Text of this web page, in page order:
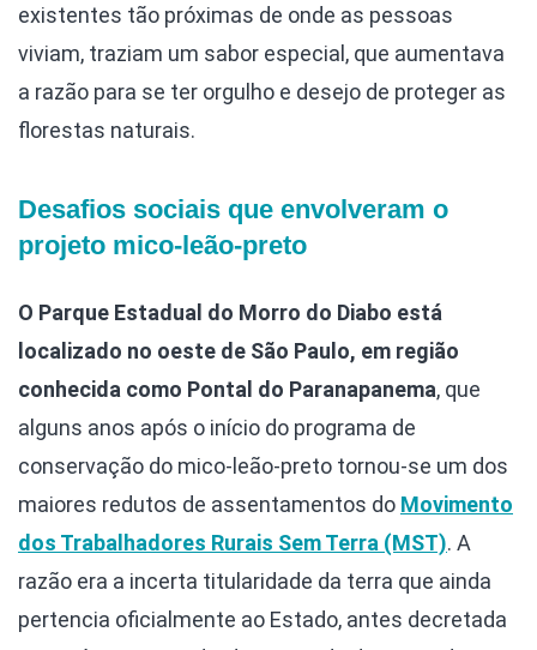
existentes tão próximas de onde as pessoas
viviam, traziam um sabor especial, que aumentava
a razão para se ter orgulho e desejo de proteger as
florestas naturais.
Desafios sociais que envolveram o
projeto mico-leão-preto
O Parque Estadual do Morro do Diabo está
localizado no oeste de São Paulo, em região
conhecida como Pontal do Paranapanema, que
alguns anos após o início do programa de
conservação do mico-leão-preto tornou-se um dos
maiores redutos de assentamentos do Movimento
dos Trabalhadores Rurais Sem Terra (MST). A
razão era a incerta titularidade da terra que ainda
pertencia oficialmente ao Estado, antes decretada